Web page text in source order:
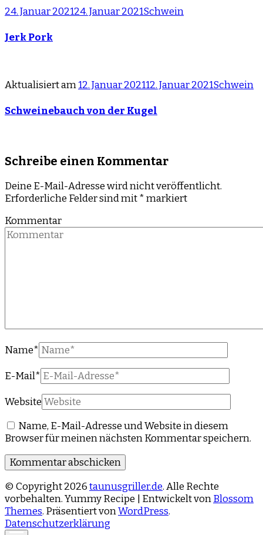
24. Januar 202124. Januar 2021Schwein
Jerk Pork
Aktualisiert am12. Januar 202112. Januar 2021Schwein
Schweinebauch von der Kugel
Schreibe einen Kommentar
Deine E-Mail-Adresse wird nicht veröffentlicht.
Erforderliche Felder sind mit*markiert
Kommentar
Name*
E-Mail*
Website
Name, E-Mail-Adresse und Website in diesem
Browser für meinen nächsten Kommentar speichern.
© Copyright 2026taunusgriller.de. Alle Rechte
vorbehalten.Yummy Recipe | Entwickelt vonBlossom
Themes. Präsentiert vonWordPress.
Datenschutzerklärung